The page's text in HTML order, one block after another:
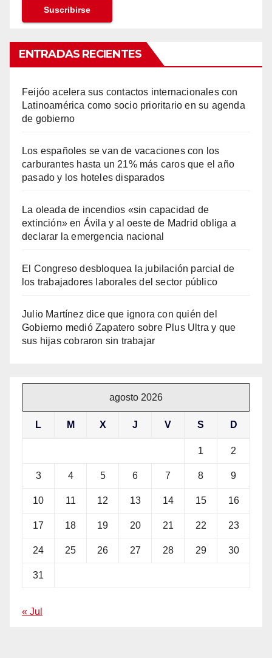
ENTRADAS RECIENTES
Feijóo acelera sus contactos internacionales con
Latinoamérica como socio prioritario en su agenda
de gobierno
Los españoles se van de vacaciones con los
carburantes hasta un 21% más caros que el año
pasado y los hoteles disparados
La oleada de incendios «sin capacidad de
extinción» en Ávila y al oeste de Madrid obliga a
declarar la emergencia nacional
El Congreso desbloquea la jubilación parcial de
los trabajadores laborales del sector público
Julio Martínez dice que ignora con quién del
Gobierno medió Zapatero sobre Plus Ultra y que
sus hijas cobraron sin trabajar
agosto 2026
L M X J V S D
1 2
3 4 5 6 7 8 9
10 11 12 13 14 15 16
17 18 19 20 21 22 23
24 25 26 27 28 29 30
31
« Jul